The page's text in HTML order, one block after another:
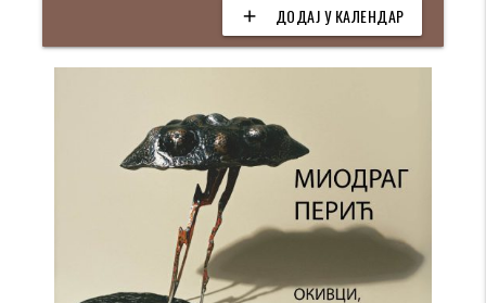
add ДОДАЈ У КАЛЕНДАР